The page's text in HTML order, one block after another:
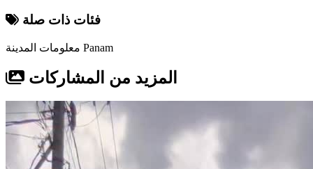
فئات ذات صلة
Panam
المزيد من المشاركات